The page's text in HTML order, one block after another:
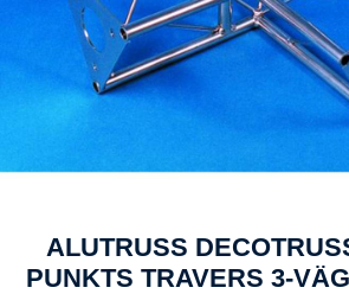
ALUTRUSS
PUNKTS TRAVERS 3-